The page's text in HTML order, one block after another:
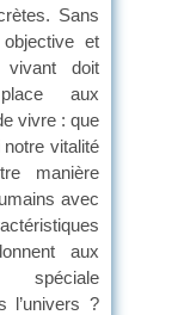
Sans
et
vivant doit
aux
vivre : que
vitalité
manière
avec
aux
spéciale
l’univers ?